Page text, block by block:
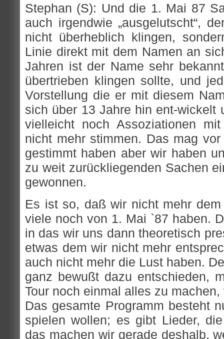
Stephan (S): Und die 1. Mai 87
auch irgendwie „ausgelutscht“,
nicht überheblich klingen,
Linie direkt mit dem Namen an
Jahren ist der Name sehr
übertrieben klingen sollte, und
Vorstellung die er mit diesem
sich über 13 Jahre hin ent-wickelt
vielleicht noch Assoziationen
nicht mehr stimmen. Das mag
gestimmt haben aber wir haben
zu weit zurückliegenden Sachen
gewonnen.
Es ist so, daß wir nicht mehr
viele noch von 1. Mai `87 haben.
in das wir uns dann theoretisch
etwas dem wir nicht mehr
auch nicht mehr die Lust haben.
ganz bewußt dazu entschieden,
Tour noch einmal alles zu
Das gesamte Programm besteht
spielen wollen; es gibt Lieder,
das machen wir gerade deshalb,